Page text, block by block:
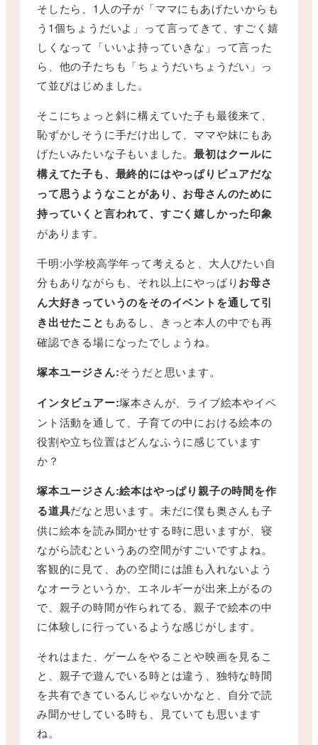
そしたら、1人の子が「ママにもあげたいからも
う1個ちょうだいよ」って言ってきて、すごく嬉
しくなって「いいよ持っていきな」って言った
ら、他の子たちも「ちょうだいちょうだい」っ
て並びはじめました。
そこにちょっと斜に構えていた子も最後来て、
恥ずかしそうに手だけ出して、ママや妹にもあ
げたいみたいな子もいました。最初はクールに
構えてた子も、最終的にはやっぱりピュアだな
って思うようなことがあり、お母さんのために
持っていくと言われて、すごく嬉しかった印象
があります。
千明:小学校高学年って考えると、大人びたい自
分もありながらも、それ以上にやっぱりお母さ
ん大好きっていうのをそのイベントを通して引
き出せたこと もあるし、きっと本人の中でも再
確認できる場になったでしょうね。
塚本ユージさん:そうだと思います。
インタビュアー:塚本さんが、ライブ絵本やイベ
ント活動を通して、子育ての中における絵本の
役割や立ち位置はどんなふうに感じています
か？
塚本ユージさん:絵本はやっぱり親子の時間を作
る道具だなと思います。未だに僕も奥さんも子
供に絵本を読み聞かせする時に思いますが、寝
ながら読むというあの空間がすごいですよね。
客観的に見て、あの空間には誰も入れないよう
なオーラというか、エネルギーが出来上がるの
で、親子の時間が作られてる、親子で絵本の中
に体験しに行っているような感じがします。
それはまた、ゲームをやることや映画を見るこ
と、親子で遊んでいる時とは違う、独特な時間
を共有できているんじゃないかなと、自分で読
み聞かせしている時も、見ていても思います
ね。